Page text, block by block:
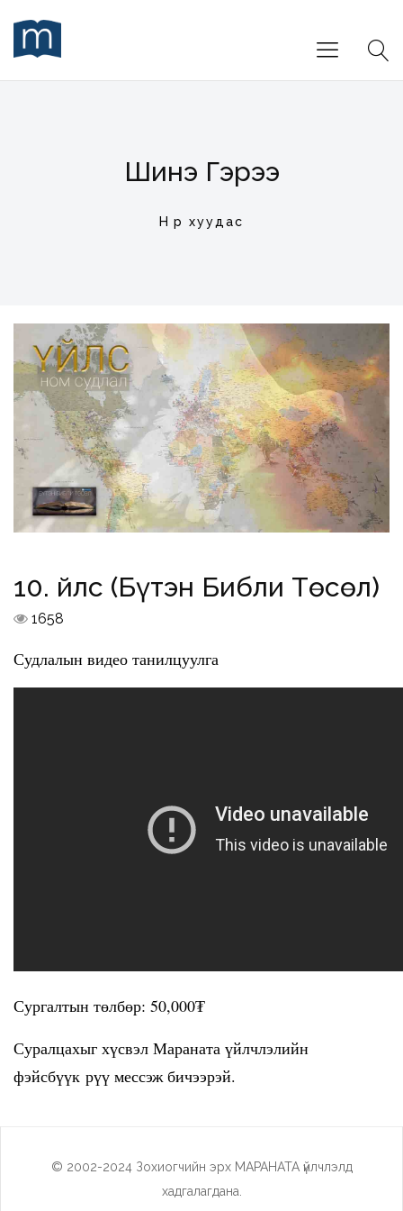
Шинэ Гэрээ
Нүүр хуудас
10. Үйлс (Бүтэн Библи Төсөл)
1658
Судлалын видео танилцуулга
Сургалтын төлбөр: 50,000₮
Суралцахыг хүсвэл Мараната үйлчлэлийн
фэйсбүүк рүү мессэж бичээрэй.
© 2002-2024 Зохиогчийн эрх МАРАНАТА үйлчлэлд
хадгалагдана.